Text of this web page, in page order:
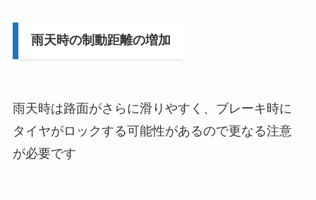
雨天時の制動距離の増加
雨天時は路面がさらに滑りやすく、ブレーキ時に
タイヤがロックする可能性があるので更なる注意
が必要です